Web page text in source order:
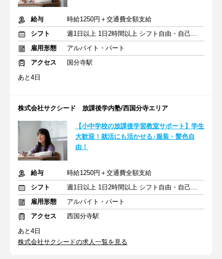
給与
時給1250円＋交通費全額支給
シフト
週1日以上 1日2時間以上 シフト自由・自己申告
雇用形態
アルバイト・パート
アクセス
国分寺駅
あと4日
株式会社サクシード 放課後学内塾/西国分寺エリア
【小中学校の放課後学習教室サポート】学生
大歓迎！就活にも活かせる♪服装・髪色自
由！
給与
時給1250円＋交通費全額支給
シフト
週1日以上 1日2時間以上 シフト自由・自己申告
雇用形態
アルバイト・パート
アクセス
西国分寺駅
あと4日
株式会社サクシードの求人一覧を見る